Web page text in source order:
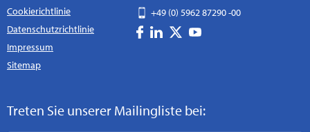
Cookierichtlinie
Datenschutzrichtlinie
Impressum
Sitemap
+49 (0) 5962 87290 -00
Treten Sie unserer Mailingliste bei: